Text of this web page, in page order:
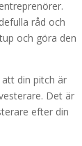
råd och
och göra den
din pitch är
Det är
efter din